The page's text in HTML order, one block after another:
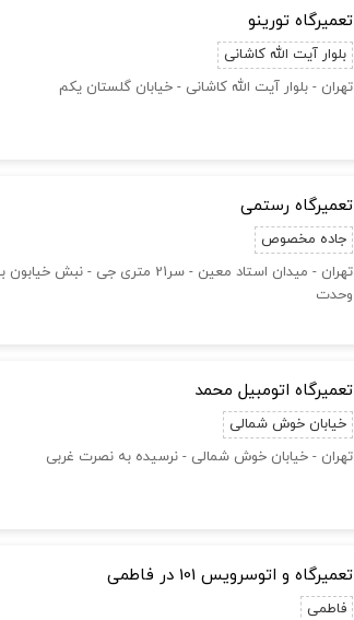
تعمیرگاه تورینو
بلوار آیت الله کاشانی
تهران - بلوار آیت الله کاشانی - خیابان گلستان یکم
تعمیرگاه رستمی
جاده مخصوص
تهران - میدان استاد معین - سر21 متری جی
وحدت
تعمیرگاه اتومبیل محمد
خیابان خوش شمالی
تهران - خیابان خوش شمالی - نرسیده به نصرت غربی
تعمیرگاه و اتوسرویس 101 در فاطمی
فاطمی